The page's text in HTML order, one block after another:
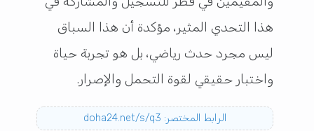
هذا التحدي المثير، مؤكدة أن هذا السباق
ليس مجرد حدث رياضي، بل هو تجربة حياة
واختبار حقيقي لقوة التحمل والإصرار.
الرابط المختصر: doha24.net/s/q3